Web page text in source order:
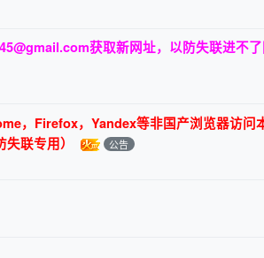
获取新网址，以防失联进不
，Firefox，Yandex等非国产浏览器访问
联专用）
公告